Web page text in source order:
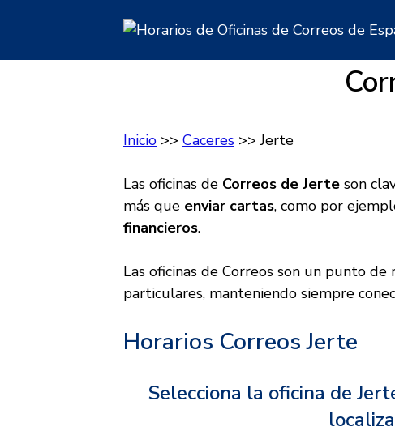
Inicio >> Caceres >> Jerte
Las oficinas de Correos de Jerte son
más que enviar cartas, como por
financieros.
Las oficinas de Correos son un punto
particulares, manteniendo siempre
Horarios Correos Jerte
Selecciona la oficina de